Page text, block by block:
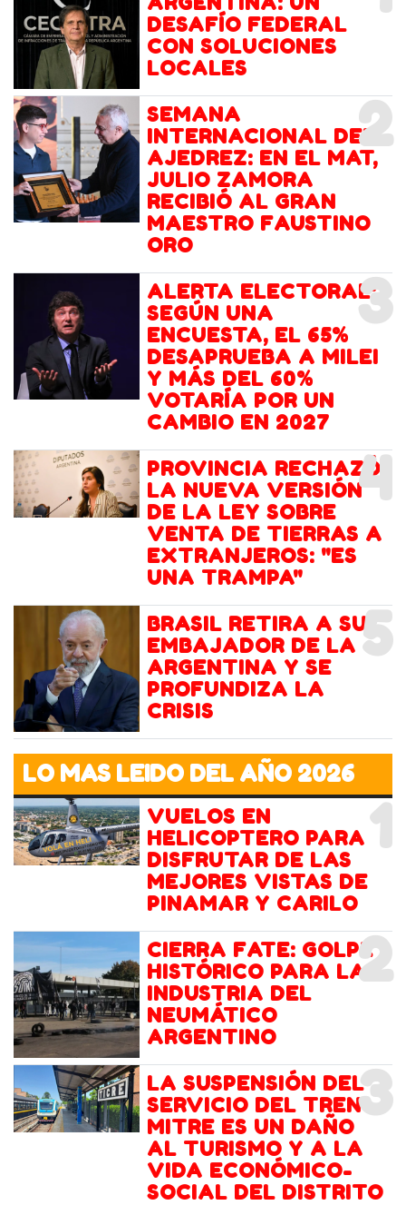
DESAFÍO FEDERAL
CON SOLUCIONES
LOCALES
2
SEMANA
INTERNACIONAL DEL
AJEDREZ: EN EL MAT,
JULIO ZAMORA
RECIBIÓ AL GRAN
MAESTRO FAUSTINO
ORO
3
ALERTA ELECTORAL:
SEGÚN UNA
ENCUESTA, EL 65%
DESAPRUEBA A MILEI
Y MÁS DEL 60%
VOTARÍA POR UN
CAMBIO EN 2027
4
PROVINCIA RECHAZÓ
LA NUEVA VERSIÓN
DE LA LEY SOBRE
VENTA DE TIERRAS A
EXTRANJEROS: "ES
UNA TRAMPA"
5
BRASIL RETIRA A SU
EMBAJADOR DE LA
ARGENTINA Y SE
PROFUNDIZA LA
CRISIS
LO MAS LEIDO DEL AÑO 2026
1
VUELOS EN
HELICOPTERO PARA
DISFRUTAR DE LAS
MEJORES VISTAS DE
PINAMAR Y CARILO
2
CIERRA FATE: GOLPE
HISTÓRICO PARA LA
INDUSTRIA DEL
NEUMÁTICO
ARGENTINO
3
LA SUSPENSIÓN DEL
SERVICIO DEL TREN
MITRE ES UN DAÑO
AL TURISMO Y A LA
VIDA ECONÓMICO-
SOCIAL DEL DISTRITO